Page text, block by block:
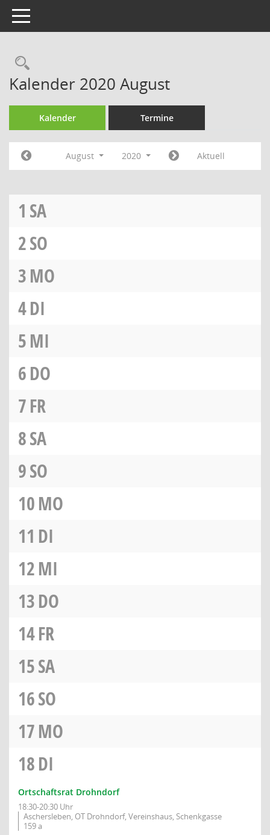
Toggle navigation
Rechercheauswahl
Kalender 2020 August
Kalender Termine
August 2020 Aktuell
1 SA
2SO
3MO
4DI
5MI
6DO
7FR
8SA
9SO
10MO
11 DI
12MI
13DO
14FR
15SA
16SO
17MO
18DI
Ortschaftsrat Drohndorf
18:30-20:30 Uhr
Aschersleben, OT Drohndorf, Vereinshaus, Schenkgasse
159 a